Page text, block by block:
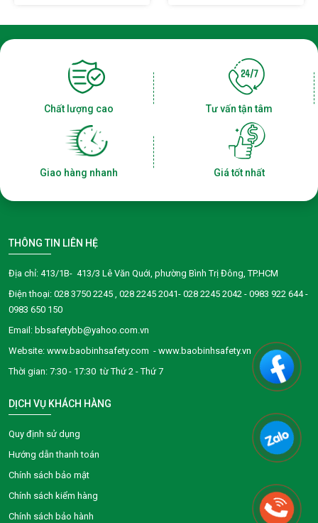
Chất lượng cao Tư vấn tận tâm
Giao hàng nhanh Giá tốt nhất
THÔNG TIN LIÊN HỆ
Địa chỉ: 413/1B- 413/3 Lê Văn Quới, phường Bình Trị Đông, TP.HCM
Điện thoại: 028 3750 2245 , 028 2245 2041- 028 2245 2042 - 0983 922 644 -
0983 650 150
Email: bbsafetybb@yahoo.com.vn
Website: www.baobinhsafety.com - www.baobinhsafety.vn
Thời gian: 7:30 - 17:30 từ Thứ 2 - Thứ 7
DỊCH VỤ KHÁCH HÀNG
Quy định sử dụng
Hướng dẫn thanh toán
Chính sách bảo mật
Chính sách kiểm hàng
Chính sách bảo hành